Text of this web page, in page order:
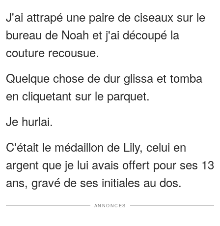
J'ai attrapé une paire de ciseaux sur le
bureau de Noah et j'ai découpé la
couture recousue.
Quelque chose de dur glissa et tomba
en cliquetant sur le parquet.
Je hurlai.
C'était le médaillon de Lily, celui en
argent que je lui avais offert pour ses 13
ans, gravé de ses initiales au dos.
ANNONCES